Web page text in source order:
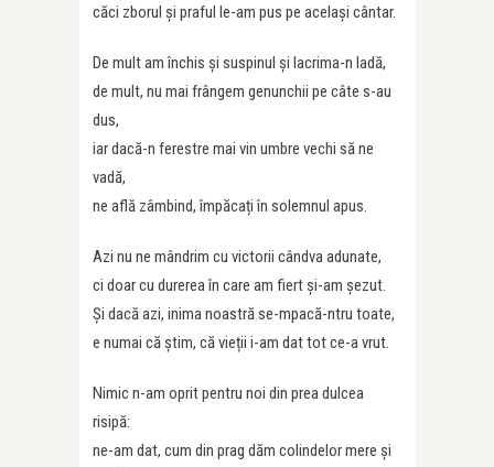
căci zborul și praful le-am pus pe același cântar.
De mult am închis și suspinul și lacrima-n ladă,
de mult, nu mai frângem genunchii pe câte s-au
dus,
iar dacă-n ferestre mai vin umbre vechi să ne
vadă,
ne află zâmbind, împăcați în solemnul apus.
Azi nu ne mândrim cu victorii cândva adunate,
ci doar cu durerea în care am fiert și-am șezut.
Și dacă azi, inima noastră se-mpacă-ntru toate,
e numai că știm, că vieții i-am dat tot ce-a vrut.
Nimic n-am oprit pentru noi din prea dulcea
risipă:
ne-am dat, cum din prag dăm colindelor mere și